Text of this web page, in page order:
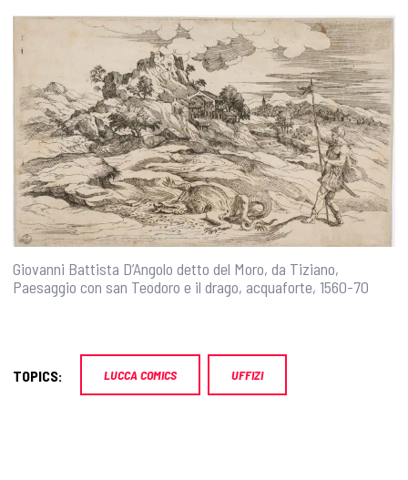
Giovanni Battista D’Angolo detto del Moro, da Tiziano,
Paesaggio con san Teodoro e il drago, acquaforte, 1560-70
TOPICS: LUCCA COMICS UFFIZI